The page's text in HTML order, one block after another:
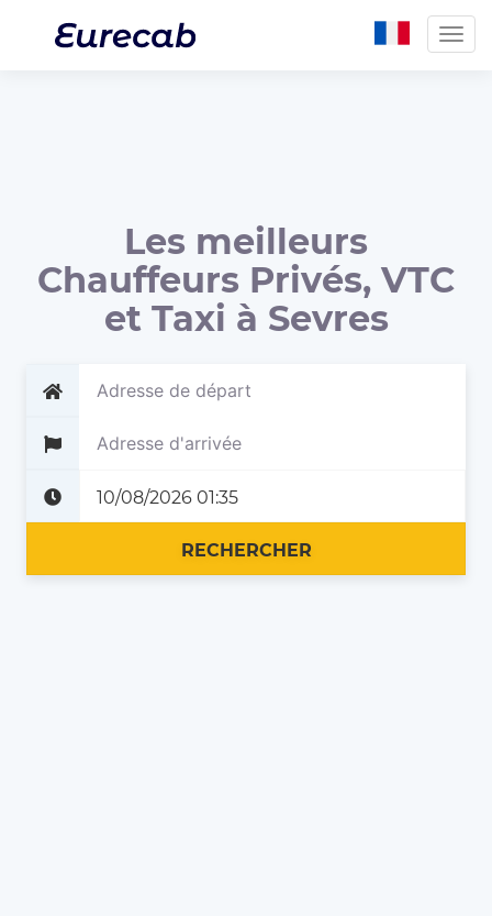
Les meilleurs
Chauffeurs Privés, VTC
et Taxi à Sevres
RECHERCHER